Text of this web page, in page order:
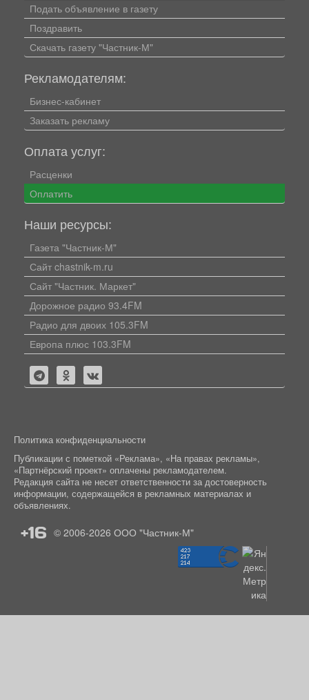
Подать объявление в газету
Поздравить
Скачать газету "Частник-М"
Рекламодателям:
Бизнес-кабинет
Заказать рекламу
Оплата услуг:
Расценки
Оплатить
Наши ресурсы:
Газета "Частник-М"
Сайт chastnik-m.ru
Сайт "Частник. Маркет"
Дорожное радио 93.4FM
Радио для двоих 105.3FM
Европа плюс 103.3FM
Политика конфиденциальности
Публикации с пометкой «Реклама», «На правах рекламы»,
«Партнёрский проект» оплачены рекламодателем.
Редакция сайта не несет ответственности за достоверность
информации, содержащейся в рекламных материалах и
объявлениях.
+16 © 2006-2026 ООО "Частник-М"